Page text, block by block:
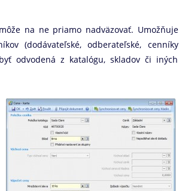
na ne priamo nadväzovať. Umožňuje
(dodávateľské, odberateľské, cenníky
odvodená z katalógu, skladov či iných